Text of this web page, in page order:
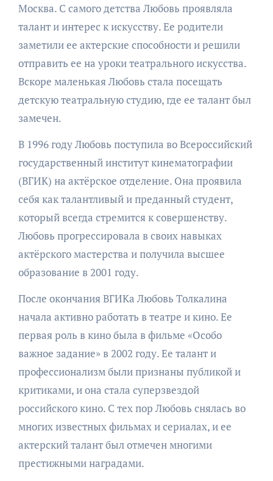
Москва. С самого детства Любовь проявляла
талант и интерес к искусству. Ее родители
заметили ее актерские способности и решили
отправить ее на уроки театрального искусства.
Вскоре маленькая Любовь стала посещать
детскую театральную студию, где ее талант был
замечен.
В 1996 году Любовь поступила во Всероссийский
государственный институт кинематографии
(ВГИК) на актёрское отделение. Она проявила
себя как талантливый и преданный студент,
который всегда стремится к совершенству.
Любовь прогрессировала в своих навыках
актёрского мастерства и получила высшее
образование в 2001 году.
После окончания ВГИКа Любовь Толкалина
начала активно работать в театре и кино. Ее
первая роль в кино была в фильме «Особо
важное задание» в 2002 году. Ее талант и
профессионализм были признаны публикой и
критиками, и она стала суперзвездой
российского кино. С тех пор Любовь снялась во
многих известных фильмах и сериалах, и ее
актерский талант был отмечен многими
престижными наградами.